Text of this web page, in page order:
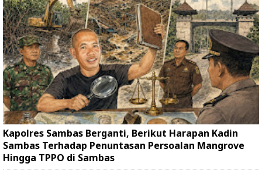
Kapolres Sambas Berganti, Berikut Harapan Kadin
Sambas Terhadap Penuntasan Persoalan Mangrove
Hingga TPPO di Sambas